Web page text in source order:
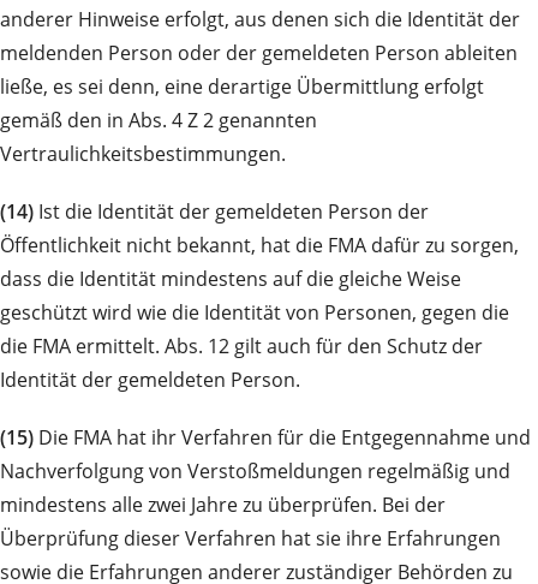
anderer Hinweise erfolgt, aus denen sich die Identität der
meldenden Person oder der gemeldeten Person ableiten
ließe, es sei denn, eine derartige Übermittlung erfolgt
gemäß den in Abs. 4 Z 2 genannten
Vertraulichkeitsbestimmungen.
(14) Ist die Identität der gemeldeten Person der
Öffentlichkeit nicht bekannt, hat die FMA dafür zu sorgen,
dass die Identität mindestens auf die gleiche Weise
geschützt wird wie die Identität von Personen, gegen die
die FMA ermittelt. Abs. 12 gilt auch für den Schutz der
Identität der gemeldeten Person.
(15) Die FMA hat ihr Verfahren für die Entgegennahme und
Nachverfolgung von Verstoßmeldungen regelmäßig und
mindestens alle zwei Jahre zu überprüfen. Bei der
Überprüfung dieser Verfahren hat sie ihre Erfahrungen
sowie die Erfahrungen anderer zuständiger Behörden zu